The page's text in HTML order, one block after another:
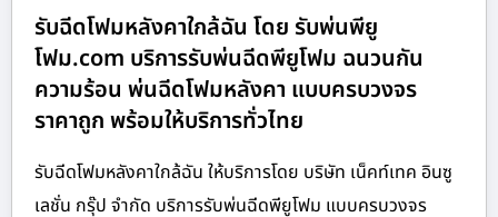
รับฉีดโฟมหลังคาใกล้ฉัน โดย รับพ่นพียู
โฟม.com บริการรับพ่นฉีดพียูโฟม ฉนวนกัน
ความร้อน พ่นฉีดโฟมหลังคา แบบครบวงจร
ราคาถูก พร้อมให้บริการทั่วไทย
รับฉีดโฟมหลังคาใกล้ฉัน ให้บริการโดย บริษัท เน็คท์เทค อินซู
เลชั่น กรุ๊ป จำกัด บริการรับพ่นฉีดพียูโฟม แบบครบวงจร